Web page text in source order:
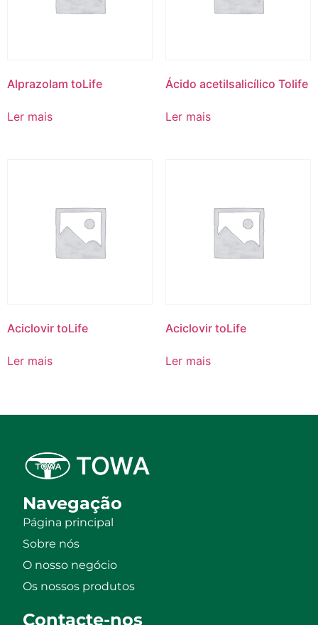
Alprazolam toLife
Ler mais
Ácido acetilsalicílico Tolife
Ler mais
Aciclovir toLife
Ler mais
Aciclovir toLife
Ler mais
Navegação
Página principal
Sobre nós
O nosso negócio
Os nossos produtos
Contacte-nos